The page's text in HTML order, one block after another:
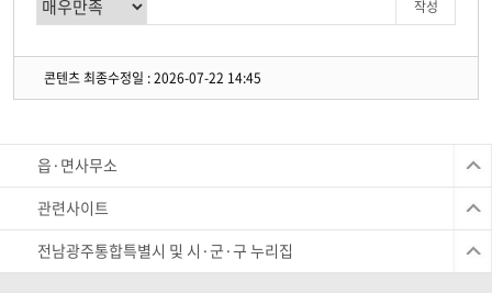
콘텐츠 최종수정일 : 2026-07-22 14:45
읍·면사무소
관련사이트
전남광주통합특별시 및 시·군·구 누리집